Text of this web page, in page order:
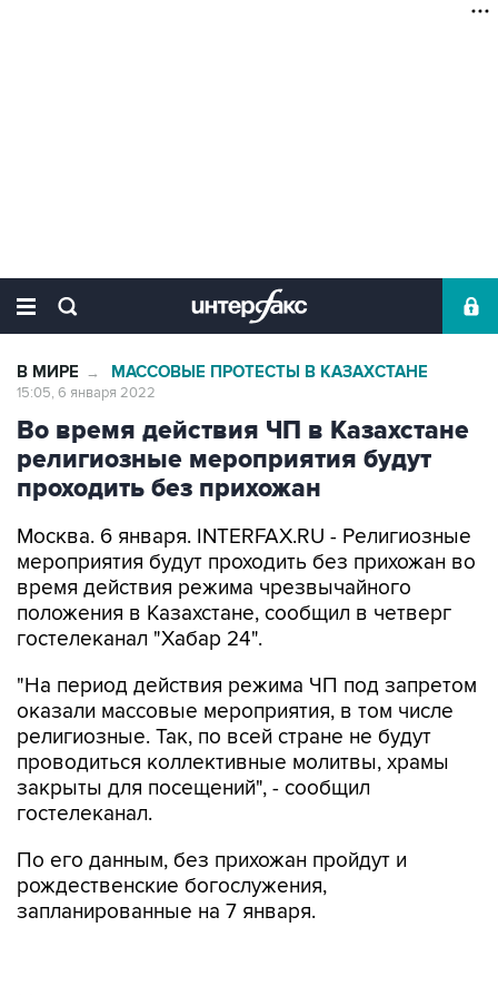
В МИРЕ → МАССОВЫЕ ПРОТЕСТЫ В КАЗАХСТАНЕ
15:05, 6 января 2022
Во время действия ЧП в Казахстане
религиозные мероприятия будут
проходить без прихожан
Москва. 6 января. INTERFAX.RU - Религиозные
мероприятия будут проходить без прихожан во
время действия режима чрезвычайного
положения в Казахстане, сообщил в четверг
гостелеканал "Хабар 24".
"На период действия режима ЧП под запретом
оказали массовые мероприятия, в том числе
религиозные. Так, по всей стране не будут
проводиться коллективные молитвы, храмы
закрыты для посещений", - сообщил
гостелеканал.
По его данным, без прихожан пройдут и
рождественские богослужения,
запланированные на 7 января.